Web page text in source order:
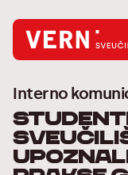
Interno
Studenti